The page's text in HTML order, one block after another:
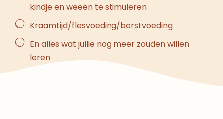
kindje en weeën te stimuleren
Kraamtijd/flesvoeding/borstvoeding
En alles wat jullie nog meer zouden willen
leren